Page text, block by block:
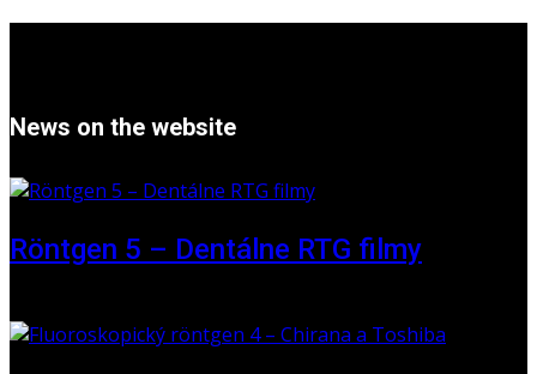
News on the website
Röntgen 5 – Dentálne RTG filmy